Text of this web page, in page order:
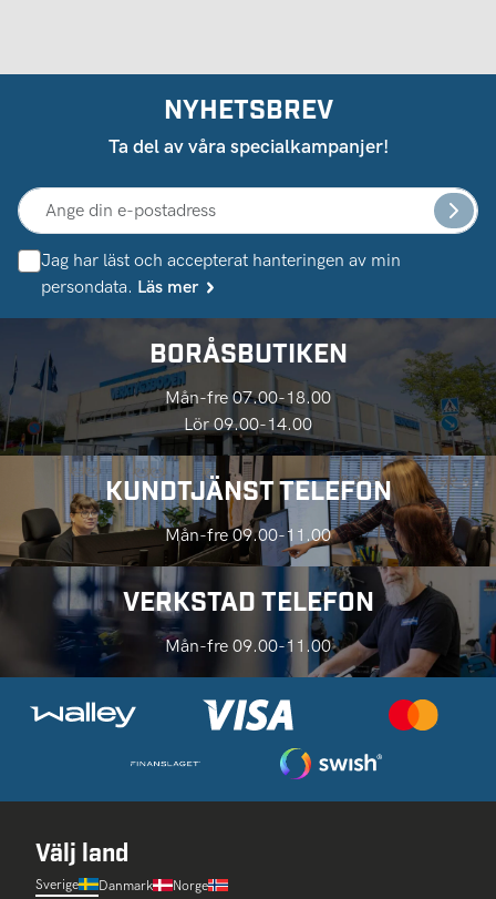
NYHETSBREV
Ta del av våra specialkampanjer!
Jag har läst och accepterat hanteringen av min
persondata. Läs mer
BORÅSBUTIKEN
Mån-fre 07.00-18.00
Lör 09.00-14.00
KUNDTJÄNST TELEFON
Mån-fre 09.00-11.00
VERKSTAD TELEFON
Mån-fre 09.00-11.00
Välj land
Sverige Danmark Norge